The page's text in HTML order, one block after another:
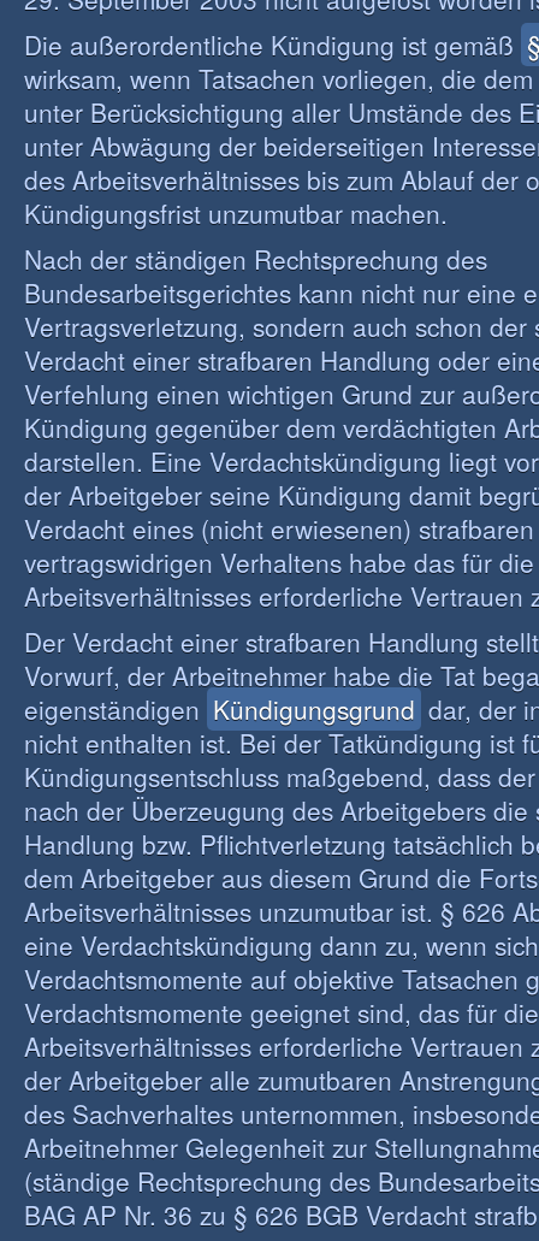
Die außerordentliche Kündigung ist gemäß
wirksam, wenn Tatsachen vorliegen, die
unter Berücksichtigung aller Umstände des
unter Abwägung der beiderseitigen
des Arbeitsverhältnisses bis zum Ablauf der
Kündigungsfrist unzumutbar machen.
Nach der ständigen Rechtsprechung des
Bundesarbeitsgerichtes kann nicht nur eine
Vertragsverletzung, sondern auch schon der
Verdacht einer strafbaren Handlung oder
Verfehlung einen wichtigen Grund zur
Kündigung gegenüber dem verdächtigten
darstellen. Eine Verdachtskündigung liegt
der Arbeitgeber seine Kündigung damit
Verdacht eines (nicht erwiesenen)
vertragswidrigen Verhaltens habe das für
Arbeitsverhältnisses erforderliche Vertrauen
Der Verdacht einer strafbaren Handlung
Vorwurf, der Arbeitnehmer habe die Tat
eigenständigen Kündigungsgrund dar, der
nicht enthalten ist. Bei der Tatkündigung ist
Kündigungsentschluss maßgebend, dass
nach der Überzeugung des Arbeitgebers die
Handlung bzw. Pflichtverletzung tatsächlich
dem Arbeitgeber aus diesem Grund die
Arbeitsverhältnisses unzumutbar ist. § 626
eine Verdachtskündigung dann zu, wenn
Verdachtsmomente auf objektive Tatsachen
Verdachtsmomente geeignet sind, das für
Arbeitsverhältnisses erforderliche Vertrauen
der Arbeitgeber alle zumutbaren
des Sachverhaltes unternommen,
Arbeitnehmer Gelegenheit zur
(ständige Rechtsprechung des
BAG AP Nr. 36 zu § 626 BGB Verdacht